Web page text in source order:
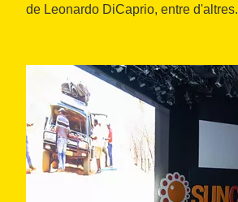
de Leonardo DiCaprio, entre d'altres.